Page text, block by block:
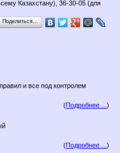
Казахстану), 36-30-05 (для
Поделиться…
и все под контролем
(Подробнее ...)
(Подробнее ...)